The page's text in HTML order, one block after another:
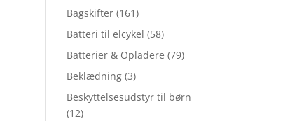
Bagskifter (161)
Batteri til elcykel (58)
Batterier & Opladere (79)
Beklædning (3)
Beskyttelsesudstyr til børn
(12)